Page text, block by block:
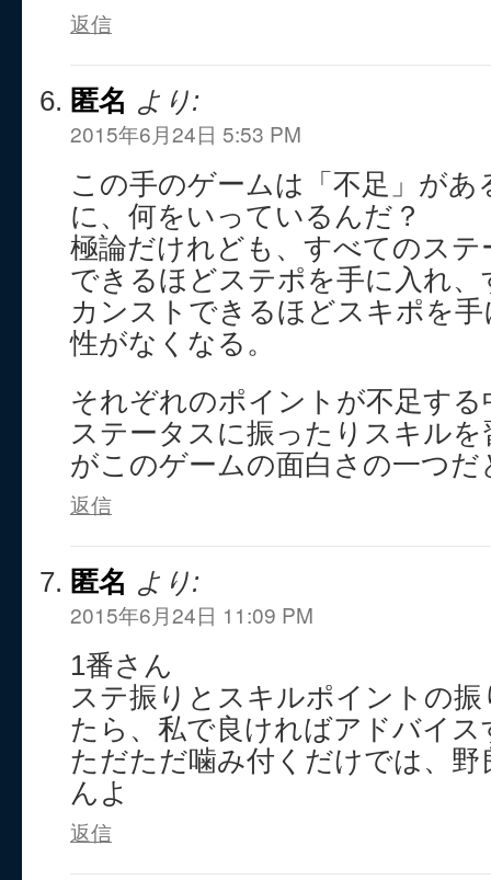
返信
匿名 より:
2015年6月24日 5:53 PM
この手のゲームは「不足」が
に、何をいっているんだ？
極論だけれども、すべてのス
できるほどステポを手に入れ
カンストできるほどスキポを
性がなくなる。
それぞれのポイントが不足す
ステータスに振ったりスキル
がこのゲームの面白さの一つだ
返信
匿名 より:
2015年6月24日 11:09 PM
1番さん
ステ振りとスキルポイントの
たら、私で良ければアドバイス
ただただ噛み付くだけでは、
んよ
返信